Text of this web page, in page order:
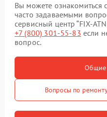
Вы можете
часто задаваемыми
сервисный центр “FIX-
+7 (800) 301-55-83 если
вопрос.
Общие
Вопросы по